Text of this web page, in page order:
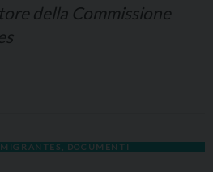
della Commissione
DOCUMENTI